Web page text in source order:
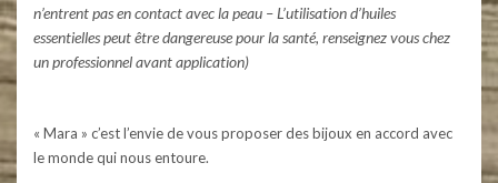
n’entrent pas en contact avec la peau – L’utilisation d’huiles
essentielles peut être dangereuse pour la santé, renseignez vous chez
un professionnel avant application)
« Mara » c’est l’envie de vous proposer des bijoux en accord avec
le monde qui nous entoure.